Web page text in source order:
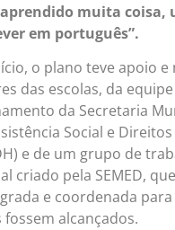
muita coisa,
em português”.
o plano teve apoio e
das escolas, da
da Secretaria
Social e
e de um grupo de
criado pela SEMED,
e coordenada para
alcançados.